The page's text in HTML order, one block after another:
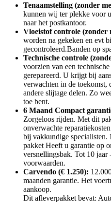
Tenaamstelling (zonder
kunnen wij ter plekke voor
naar het postkantoor.
Vloeistof controle (zonder
worden na gekeken en evt
gecontroleerd.Banden op
Technische controle
voorzien van een
gerepareerd. U krijgt bij
verwachten in de toekomst,
andere slijtage delen. Zo
toe bent.
6 Maand Compact
Zorgeloos rijden. Met dit
onverwachte
bij vakkundige specialisten.
pakket Heeft u garantie op
versnellingsbak. Tot 10 jaar
voorwaarden.
Carvendo (€ 1.250):
maanden garantie. Het
aankoop.
Dit afleverpakket bevat: